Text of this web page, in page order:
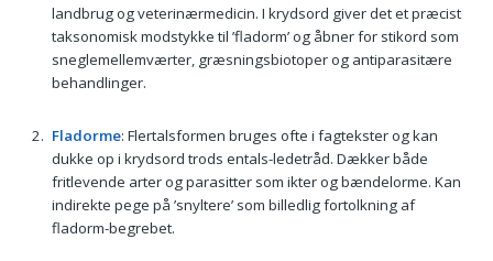
landbrug og veterinærmedicin. I krydsord giver det et præcist
taksonomisk modstykke til ’fladorm’ og åbner for stikord som
sneglemellemværter, græsningsbiotoper og antiparasitære
behandlinger.
Fladorme: Flertalsformen bruges ofte i fagtekster og kan
dukke op i krydsord trods entals-ledetråd. Dækker både
fritlevende arter og parasitter som ikter og bændelorme. Kan
indirekte pege på ’snyltere’ som billedlig fortolkning af
fladorm-begrebet.